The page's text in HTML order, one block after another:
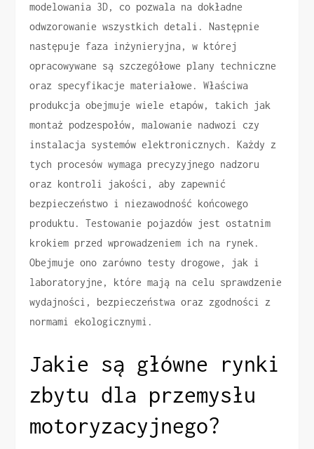
modelowania 3D, co pozwala na dokładne
odwzorowanie wszystkich detali. Następnie
następuje faza inżynieryjna, w której
opracowywane są szczegółowe plany techniczne
oraz specyfikacje materiałowe. Właściwa
produkcja obejmuje wiele etapów, takich jak
montaż podzespołów, malowanie nadwozi czy
instalacja systemów elektronicznych. Każdy z
tych procesów wymaga precyzyjnego nadzoru
oraz kontroli jakości, aby zapewnić
bezpieczeństwo i niezawodność końcowego
produktu. Testowanie pojazdów jest ostatnim
krokiem przed wprowadzeniem ich na rynek.
Obejmuje ono zarówno testy drogowe, jak i
laboratoryjne, które mają na celu sprawdzenie
wydajności, bezpieczeństwa oraz zgodności z
normami ekologicznymi.
Jakie są główne rynki
zbytu dla przemysłu
motoryzacyjnego?